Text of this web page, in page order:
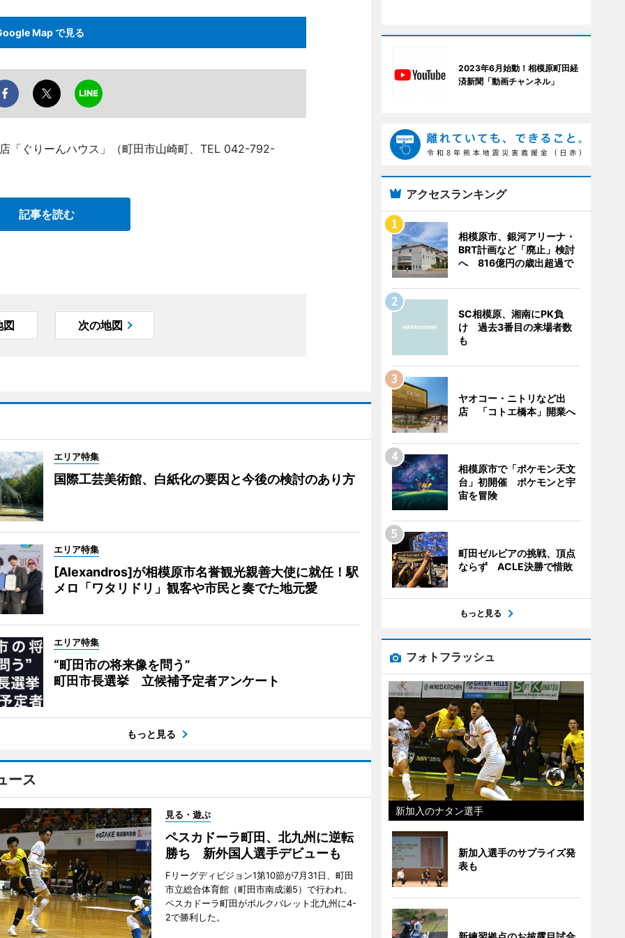
Map で見る
「ぐりーんハウス」（町田市山崎町、TEL 042-792-
記事を読む
図 次の地図
エリア特集
国際工芸美術館、白紙化の要因と今後の検討のあり方
エリア特集
[Alexandros]が相模原市名誉観光親善大使に就任！駅
メロ「ワタリドリ」観客や市民と奏でた地元愛
エリア特集
“町田市の将来像を問う”
町田市長選挙 立候補予定者アンケート
もっと見る
ース
見る・遊ぶ
ペスカドーラ町田、北九州に逆転
勝ち 新外国人選手デビューも
Fリーグディビジョン1第10節が7月31日、町田
市立総合体育館（町田市南成瀬5）で行われ、
ペスカドーラ町田がボルクバレット北九州に4-
2で勝利した。
2023年6月始動！相模原町田経
済新聞「動画チャンネル」
アクセスランキング
相模原市、銀河アリーナ・
BRT計画など「廃止」検討
へ 816億円の歳出超過で
SC相模原、湘南にPK負
け 過去3番目の来場者数
も
ヤオコー・ニトリなど出
店 「コトエ橋本」開業へ
相模原市で「ポケモン天文
台」初開催 ポケモンと宇
宙を冒険
町田ゼルビアの挑戦、頂点
ならず ACLE決勝で惜敗
もっと見る
フォトフラッシュ
新加入のナタン選手
新加入選手のサプライズ発
表も